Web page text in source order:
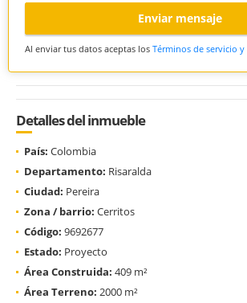
Enviar mensaje
Al enviar tus datos aceptas los Términos de servicio
Detalles del inmueble
País: Colombia
Departamento: Risaralda
Ciudad: Pereira
Zona / barrio: Cerritos
Código: 9692677
Estado: Proyecto
Área Construida: 409 m²
Área Terreno: 2000 m²